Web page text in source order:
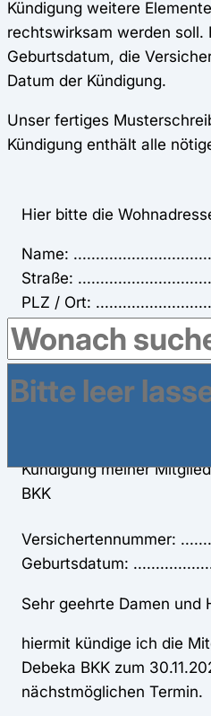
Kündigung weitere
rechtswirksam werden soll.
Geburtsdatum, die
Datum der Kündigung.
Unser fertiges
Kündigung enthält alle
Hier bitte die
Name:
Straße:
PLZ / Ort:
Debeka BKK
56048 Koblenz
Kündigung meiner
BKK
Versichertennummer:
Geburtsdatum:
Sehr geehrte Damen und
hiermit kündige ich die
Debeka BKK zum
nächstmöglichen Termin.